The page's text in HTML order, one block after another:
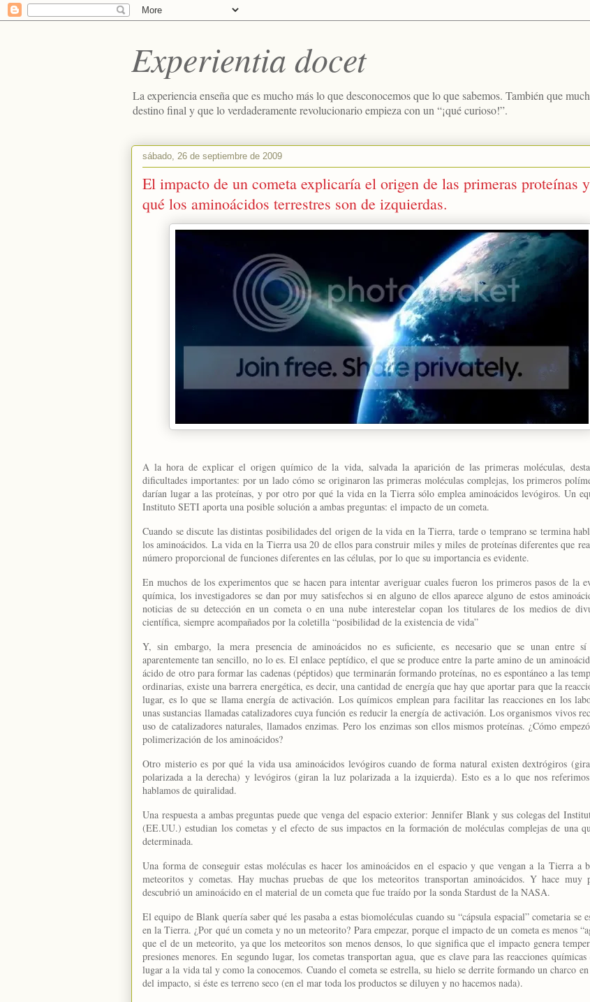
Experientia docet
La experiencia enseña que es mucho más lo que desconocemos que lo que sabemos. También que
destino final y que lo verdaderamente revolucionario empieza con un “¡qué curioso!”.
sábado, 26 de septiembre de 2009
El impacto de un cometa explicaría el origen de las primeras proteínas
qué los aminoácidos terrestres son de izquierdas.
A la hora de explicar el origen químico de la vida, salvada la aparición de las primeras moléculas,
dificultades importantes: por un lado cómo se originaron las primeras moléculas complejas, los primeros
darían lugar a las proteínas, y por otro por qué la vida en la Tierra sólo emplea aminoácidos levógiros. Un
Instituto SETI aporta una posible solución a ambas preguntas: el impacto de un cometa.
Cuando se discute las distintas posibilidades del origen de la vida en la Tierra, tarde o temprano se termina
los aminoácidos. La vida enla Tierrausa 20 de ellos para construir miles y miles de proteínas diferentes que
número proporcional de funciones diferentes en las células, por lo que su importancia es evidente.
En muchos de los experimentos que se hacen para intentar averiguar cuales fueron los primeros pasos de la
química, los investigadores se dan por muy satisfechos si en alguno de ellos aparece alguno de estos
noticias de su detección en un cometa o en una nube interestelar copan los titulares de los medios de
científica, siempre acompañados por la coletilla “posibilidad de la existencia de vida”
Y, sin embargo, la mera presencia de aminoácidos no es suficiente, es necesario que se unan entre
aparentemente tan sencillo, no lo es. El enlace peptídico, el que se produce entre la parte amino de un
ácido de otro para formar las cadenas (péptidos) que terminarán formando proteínas, no es espontáneo a las
ordinarias, existe una barrera energética, es decir, una cantidad de energía que hay que aportar para que la
lugar, es lo que se llama energía de activación. Los químicos emplean para facilitar las reacciones en los
unas sustancias llamadas catalizadores cuya función es reducir la energía de activación. Los organismos vivos
uso de catalizadores naturales, llamados enzimas. Pero los enzimas son ellos mismos proteínas. ¿Cómo
polimerización de los aminoácidos?
Otro misterio es por qué la vida usa aminoácidos levógiros cuando de forma natural existen dextrógiros
polarizada a la derecha) y levógiros (giran la luz polarizada a la izquierda). Esto es a lo que nos
hablamos de quiralidad.
Una respuesta a ambas preguntas puede que venga del espacio exterior: Jennifer Blank y sus colegas del
(EE.UU.) estudian los cometas y el efecto de sus impactos en la formación de moléculas complejas de una
determinada.
Una forma de conseguir estas moléculas es hacer los aminoácidos en el espacio y que vengan a la Tierraa
meteoritos y cometas. Hay muchas pruebas de que los meteoritos transportan aminoácidos. Y hace muy
descubrió un aminoácido en el material de un cometa que fue traído por la sonda Stardust de la NASA.
El equipo de Blank quería saber qué les pasaba a estas biomoléculas cuando su “cápsula espacial” cometaria se
enla Tierra. ¿Por qué un cometa y no un meteorito? Para empezar, porque el impacto de un cometa es menos
que el de un meteorito, ya que los meteoritos son menos densos, lo que significa que el impacto genera
presiones menores. En segundo lugar, los cometas transportan agua, que es clave para las reacciones químicas
lugar a la vida tal y como la conocemos. Cuando el cometa se estrella, su hielo se derrite formando un charco
del impacto, si éste es terreno seco (en el mar toda los productos se diluyen y no hacemos nada).